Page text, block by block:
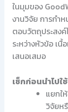
ในมุมของ
งานวิจัย การกำ
ตอบวัตถุประสง
ระหว่างหัวข้อ เ
เสนอเสมอ
เช็กก่อนนำไปใ
แยกใ
วิจัยห